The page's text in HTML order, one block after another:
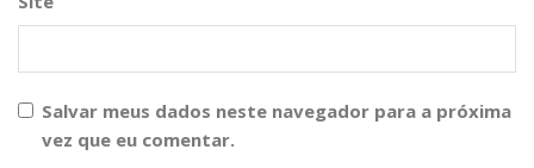
Salvar meus dados neste navegador para a próxima
vez que eu comentar.